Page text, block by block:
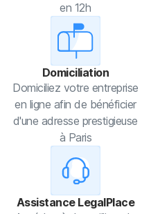
en 12h
Domiciliation
Domiciliez votre entreprise
en ligne afin de bénéficier
d'une adresse prestigieuse
à Paris
Assistance LegalPlace